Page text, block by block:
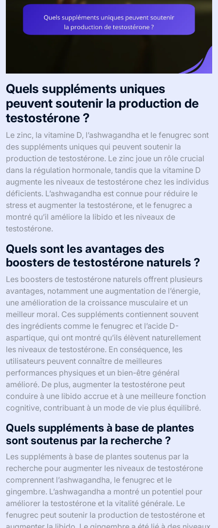
Quels suppléments uniques
peuvent soutenir la production de
testostérone ?
Le zinc, la vitamine D, l’ashwagandha et le fenugrec sont
des suppléments uniques qui peuvent soutenir la
production de testostérone. Le zinc joue un rôle crucial
dans la régulation hormonale, tandis que la vitamine D
augmente les niveaux de testostérone chez les individus
déficients. L’ashwagandha est connue pour réduire le
stress et augmenter la testostérone, et le fenugrec a
montré qu’il améliore la libido et les niveaux de
testostérone.
Quels sont les avantages des
boosters de testostérone naturels ?
Les boosters de testostérone naturels offrent plusieurs
avantages, notamment une augmentation de l’énergie,
une amélioration de la croissance musculaire et un
meilleur moral. Ces suppléments contiennent souvent
des ingrédients comme le fenugrec et l’acide D-
aspartique, qui ont montré qu’ils élèvent naturellement
les niveaux de testostérone. En conséquence, les
utilisateurs peuvent connaître de meilleures
performances physiques et un bien-être général
amélioré. De plus, augmenter la testostérone peut
conduire à une libido accrue et à une meilleure fonction
cognitive, contribuant à un mode de vie plus équilibré.
Quels suppléments à base de plantes
sont soutenus par la recherche ?
Les suppléments à base de plantes soutenus par la
recherche pour augmenter les niveaux de testostérone
comprennent l’ashwagandha, le fenugrec et le
gingembre. L’ashwagandha a montré un potentiel pour
améliorer la testostérone et la vitalité générale. Le
fenugrec peut soutenir la production de testostérone et